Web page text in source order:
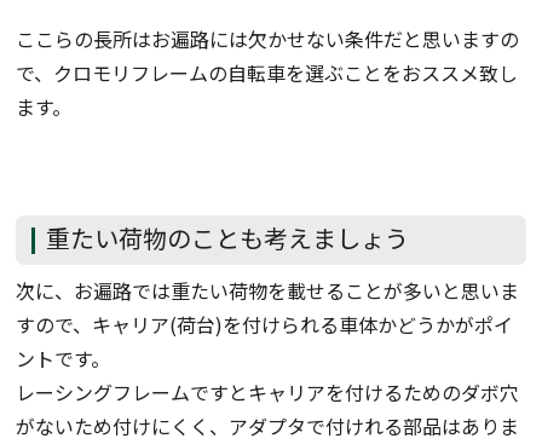
ここらの長所はお遍路には欠かせない条件だと思いますの
で、クロモリフレームの自転車を選ぶことをおススメ致し
ます。
重たい荷物のことも考えましょう
次に、お遍路では重たい荷物を載せることが多いと思いま
すので、キャリア(荷台)を付けられる車体かどうかがポイ
ントです。
レーシングフレームですとキャリアを付けるためのダボ穴
がないため付けにくく、アダプタで付けれる部品はありま